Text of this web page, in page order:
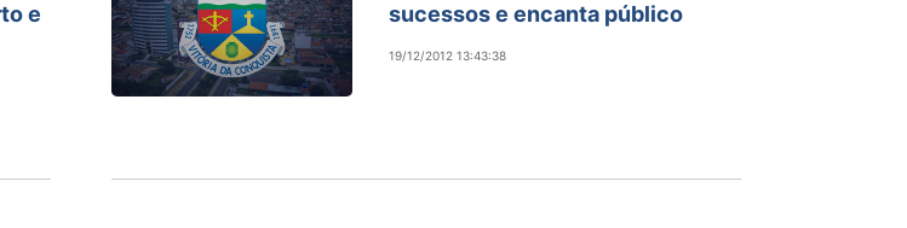
e
sucessos e encanta público
19/12/2012 13:43:38